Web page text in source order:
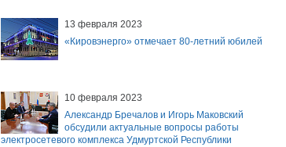
13 февраля 2023
«Кировэнерго» отмечает 80-летний юбилей
10 февраля 2023
Александр Бречалов и Игорь Маковский
обсудили актуальные вопросы работы
электросетевого комплекса Удмуртской Республики